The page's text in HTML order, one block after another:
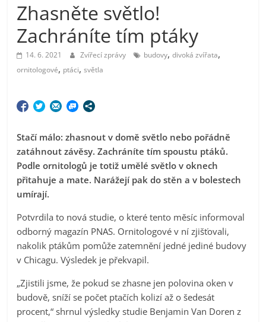
Zhasněte světlo!
Zachráníte tím ptáky
14. 6. 2021 Zvířecí zprávy budovy,divoká zvířata,
ornitologové, ptáci,světla
Stačí málo: zhasnout v domě světlo nebo pořádně
zatáhnout závěsy. Zachráníte tím spoustu ptáků.
Podle ornitologů je totiž umělé světlo v oknech
přitahuje a mate. Narážejí pak do stěn a v bolestech
umírají.
Potvrdila to nová studie, o které tento měsíc informoval
odborný magazín PNAS. Ornitologové v ní zjišťovali,
nakolik ptákům pomůže zatemnění jedné jediné budovy
v Chicagu. Výsledek je překvapil.
„Zjistili jsme, že pokud se zhasne jen polovina oken v
budově, sníží se počet ptačích kolizí až o šedesát
procent,“ shrnul výsledky studie Benjamin Van Doren z